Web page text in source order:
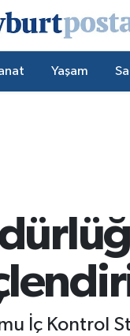
Yaşam
İç Kontrol